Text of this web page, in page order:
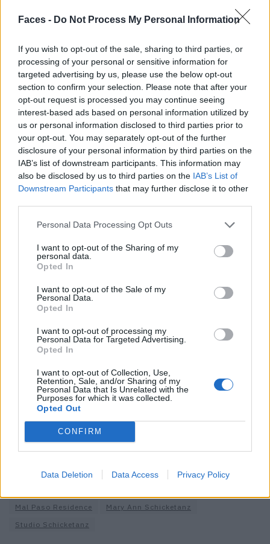
Faces - Do Not Process My Personal Information
If you wish to opt-out of the sale, sharing to third parties, or
processing of your personal or sensitive information for
targeted advertising by us, please use the below opt-out
section to confirm your selection. Please note that after your
opt-out request is processed you may continue seeing
interest-based ads based on personal information utilized by
us or personal information disclosed to third parties prior to
your opt-out. You may separately opt-out of the further
disclosure of your personal information by third parties on the
IAB’s list of downstream participants. This information may
also be disclosed by us to third parties on the IAB’s List of
Downstream Participants that may further disclose it to other
Personal Data Processing Opt Outs
I want to opt-out of the Sharing of my
personal data.
Opted In
I want to opt-out of the Sale of my
Personal Data.
Opted In
I want to opt-out of processing my
Personal Data for Targeted Advertising.
Opted In
I want to opt-out of Collection, Use,
Retention, Sale, and/or Sharing of my
Personal Data that Is Unrelated with the
Purposes for which it was collected.
Opted Out
CONFIRM
Data Deletion Data Access Privacy Policy
Den ganzen Tag im Bett verbringen? Kein Problem mit dieser Aussicht.
auch ein bisschen Magie.
Mal Paso Residence
Big Sur, Kalifornien
Projekt: Mary Ann Schicketanz
studioschicketanz.com
Mehr zu diesem Traumprojekt für introvertierte
SonnenanbeterInnen liest duhier.
Fotos: © Joe Fletcher Photography
Ebenso abgelegen, aber ein bisschen kälter: In Ontario
Mal Paso Residence
Mary Ann Schicketanz
Studio Schicketanz